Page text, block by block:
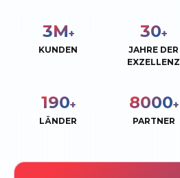
3M+
KUNDEN
30+
JAHRE DER
EXZELLENZ
190+
LÄNDER
8000+
PARTNER